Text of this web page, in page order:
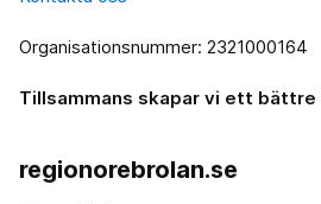
Organisationsnummer: 2321000164
Tillsammans skapar vi ett bättre
regionorebrolan.se